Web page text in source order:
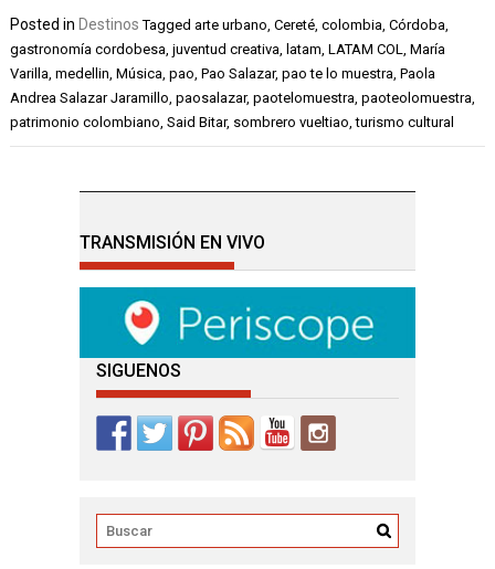
Posted in Destinos Taggedarte urbano,Cereté,colombia,Córdoba,
gastronomía cordobesa,juventud creativa, latam,LATAM COL,María
Varilla,medellin,Música,pao,Pao Salazar,pao te lo muestra,Paola
Andrea Salazar Jaramillo,paosalazar,paotelomuestra,paoteolomuestra,
patrimonio colombiano,Said Bitar, sombrero vueltiao,turismo cultural
TRANSMISIÓN EN VIVO
SIGUENOS